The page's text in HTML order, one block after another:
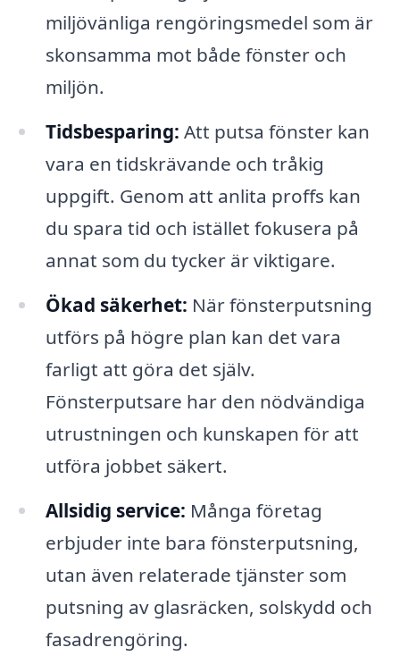
miljövänliga rengöringsmedel som är
skonsamma mot både fönster och
miljön.
Tidsbesparing: Att putsa fönster kan
vara en tidskrävande och tråkig
uppgift. Genom att anlita proffs kan
du spara tid och istället fokusera på
annat som du tycker är viktigare.
Ökad säkerhet: När fönsterputsning
utförs på högre plan kan det vara
farligt att göra det själv.
Fönsterputsare har den nödvändiga
utrustningen och kunskapen för att
utföra jobbet säkert.
Allsidig service: Många företag
erbjuder inte bara fönsterputsning,
utan även relaterade tjänster som
putsning av glasräcken, solskydd och
fasadrengöring.